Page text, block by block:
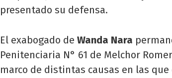
presentado su defensa.
El exabogado de Wanda Nara
Penitenciaria N° 61 de Melchor
marco de distintas causas en las